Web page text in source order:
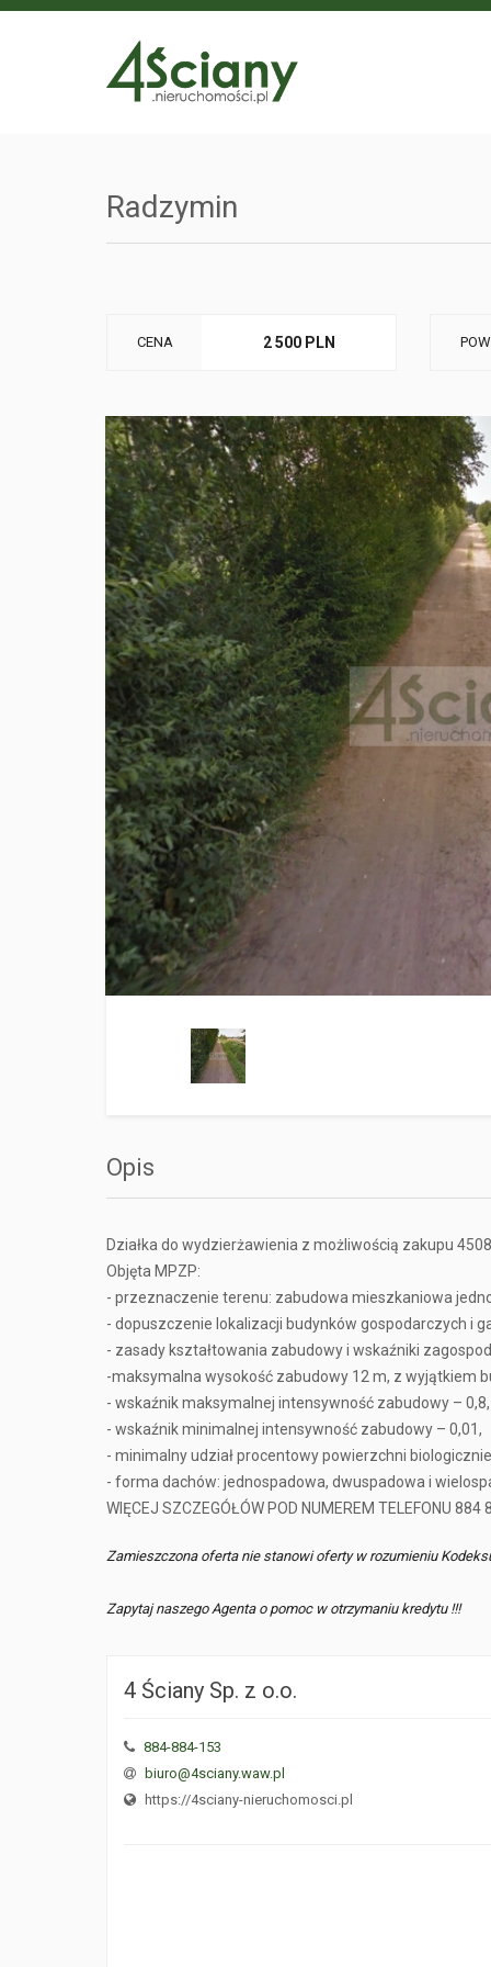
Radzymin
CENA 2 500 PLN
Opis
Działka do wydzierżawienia z możliwością zakupu
Objęta MPZP:
- przeznaczenie terenu: zabudowa mieszkaniowa
- dopuszczenie lokalizacji budynków gospodarczych i
- zasady kształtowania zabudowy i wskaźniki
-maksymalna wysokość zabudowy 12 m, z wyjątkiem
- wskaźnik maksymalnej intensywność zabudowy – 0,8,
- wskaźnik minimalnej intensywność zabudowy – 0,01,
- minimalny udział procentowy powierzchni
- forma dachów: jednospadowa, dwuspadowa i
WIĘCEJ SZCZEGÓŁÓW POD NUMEREM TELEFONU 884
Zamieszczona oferta nie stanowi oferty w rozumieniu
Zapytaj naszego Agenta o pomoc w otrzymaniu kredytu !!!
4 Ściany Sp. z o.o.
884-884-153
biuro@4sciany.waw.pl
https://4sciany-nieruchomosci.pl